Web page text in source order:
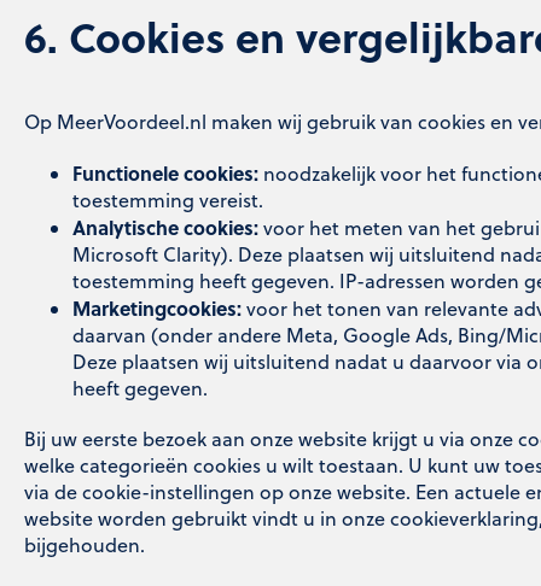
6. Cookies en
Op MeerVoordeel.nl maken wij gebruik van cookies en
Functionele cookies: noodzakelijk voor het
toestemming vereist.
Analytische cookies:voor het meten van het
Microsoft Clarity). Deze plaatsen wij uitsluitend
toestemming heeft gegeven. IP-adressen worden
Marketingcookies:voor het tonen van relevante
daarvan (onder andere Meta, Google Ads, Bing/
Deze plaatsen wij uitsluitend nadat u daarvoor via
heeft gegeven.
Bij uw eerste bezoek aan onze website krijgt u via onze
welke categorieën cookies u wilt toestaan. U kunt uw
via de cookie-instellingen op onze website. Een actuele
website worden gebruikt vindt u in onze
bijgehouden.